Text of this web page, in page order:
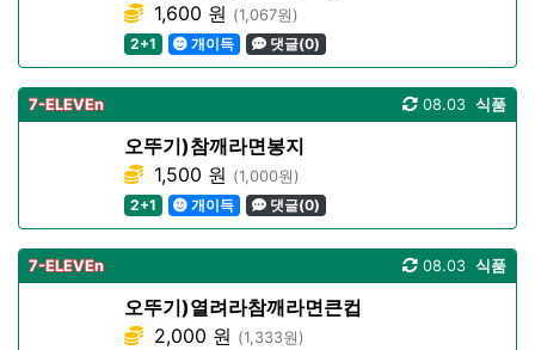
1,600 원 (1,067원)
2+1
개이득 댓글(0)
7-ELEVEn 식품
08.03
오뚜기)참깨라면봉지
1,500 원 (1,000원)
2+1
개이득 댓글(0)
7-ELEVEn 식품
08.03
오뚜기)열려라참깨라면큰컵
2,000 원 (1,333원)